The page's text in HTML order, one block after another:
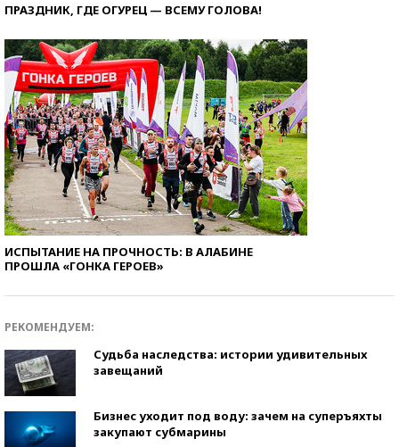
ПРАЗДНИК, ГДЕ ОГУРЕЦ — ВСЕМУ ГОЛОВА!
ИСПЫТАНИЕ НА ПРОЧНОСТЬ: В АЛАБИНЕ
ПРОШЛА «ГОНКА ГЕРОЕВ»
РЕКОМЕНДУЕМ:
Судьба наследства: истории удивительных
завещаний
Бизнес уходит под воду: зачем на суперъяхты
закупают субмарины